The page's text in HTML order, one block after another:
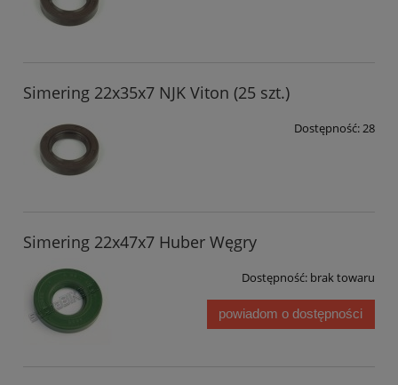
Simering 22x35x7 NJK Viton (25 szt.)
Dostępność:28
Simering 22x47x7 Huber Węgry
Dostępność: brak towaru
powiadom o dostępności